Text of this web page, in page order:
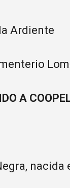
Ardiente
A